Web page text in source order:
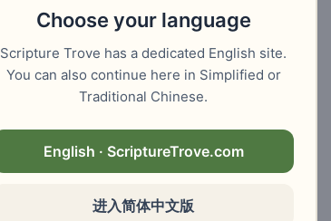
Choose your language
Scripture Trove has a dedicated English site.
You can also continue here in Simplified or
Traditional Chinese.
English · ScriptureTrove.com
进入简体中文版